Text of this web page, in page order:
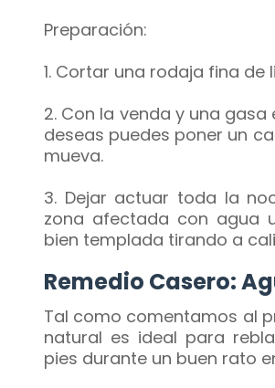
Preparación:
1. Cortar una rodaja fina
2. Con la venda y una gasa
deseas puedes poner un
mueva.
3. Dejar actuar toda la
zona afectada con agua
bien templada tirando a
Remedio Casero:
Tal como comentamos al
natural es ideal para
pies durante un buen rato